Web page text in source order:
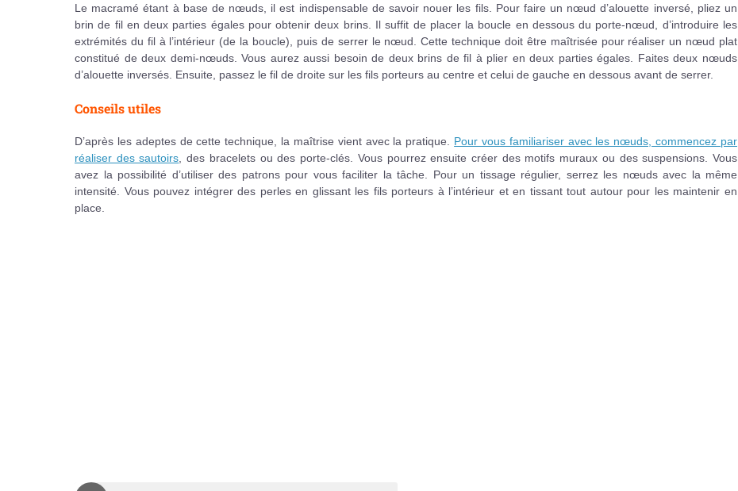
Le macramé étant à base de nœuds, il est indispensable de savoir nouer les fils. Pour faire un nœud d’alouette inversé, pliez un
brin de fil en deux parties égales pour obtenir deux brins. Il suffit de placer la boucle en dessous du porte-nœud, d’introduire les
extrémités du fil à l’intérieur (de la boucle), puis de serrer le nœud. Cette technique doit être maîtrisée pour réaliser un nœud plat
constitué de deux demi-nœuds. Vous aurez aussi besoin de deux brins de fil à plier en deux parties égales. Faites deux nœuds
d’alouette inversés. Ensuite, passez le fil de droite sur les fils porteurs au centre et celui de gauche en dessous avant de serrer.
Conseils utiles
D’après les adeptes de cette technique, la maîtrise vient avec la pratique. Pour vous familiariser avec les nœuds, commencez par
réaliser des sautoirs , des bracelets ou des porte-clés. Vous pourrez ensuite créer des motifs muraux ou des suspensions. Vous
avez la possibilité d’utiliser des patrons pour vous faciliter la tâche. Pour un tissage régulier, serrez les nœuds avec la même
intensité. Vous pouvez intégrer des perles en glissant les fils porteurs à l’intérieur et en tissant tout autour pour les maintenir en
place.